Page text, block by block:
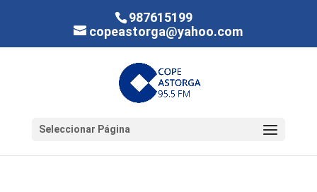
987615199
copeastorga@yahoo.com
Seleccionar Página